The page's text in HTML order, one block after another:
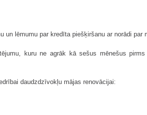
un lēmumu par kredīta piešķiršanu ar norādi par
kuru ne agrāk kā sešus mēnešus
daudzdzīvokļu mājas renovācijai: